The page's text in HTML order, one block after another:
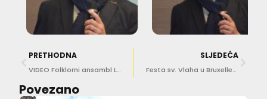
PRETHODNA
VIDEO Folklorni ansambl Linđo počeo s probama
SLJEDEĆA
Festa sv. Vlaha u Bruxellesu uz bogat ovogodišnji program
Povezano